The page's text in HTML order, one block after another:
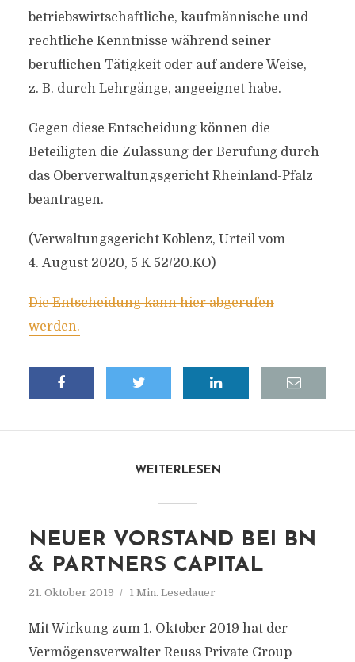
betriebswirtschaftliche, kaufmännische und
rechtliche Kenntnisse während seiner
beruflichen Tätigkeit oder auf andere Weise,
z. B. durch Lehrgänge, angeeignet habe.
Gegen diese Entscheidung können die
Beteiligten die Zulassung der Berufung durch
das Oberverwaltungsgericht Rheinland-Pfalz
beantragen.
(Verwaltungsgericht Koblenz, Urteil vom
4. August 2020, 5 K 52/20.KO)
Die Entscheidung kann hier abgerufen
werden.
WEITERLESEN
NEUER VORSTAND BEI BN
& PARTNERS CAPITAL
21. Oktober 2019 1 Min. Lesedauer
Mit Wirkung zum 1. Oktober 2019 hat der
Vermögensverwalter Reuss Private Group